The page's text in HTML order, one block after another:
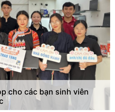
cho các bạn sinh viên